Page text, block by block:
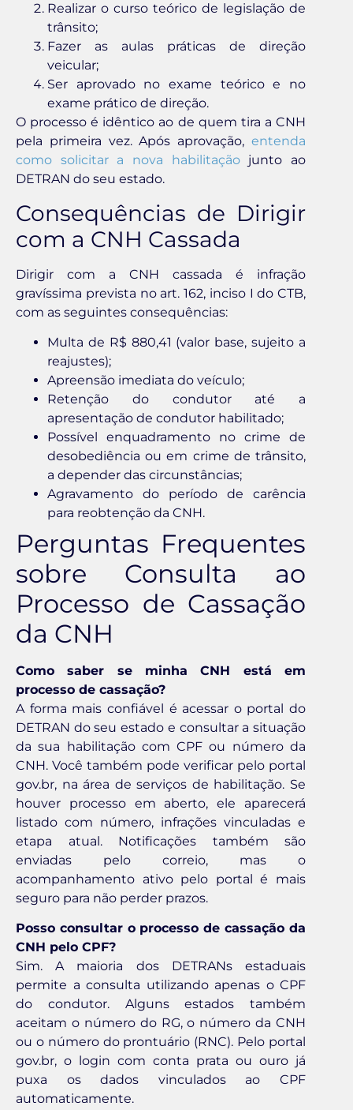
Realizar o curso teórico de legislação de
trânsito;
Fazer as aulas práticas de direção
veicular;
Ser aprovado no exame teórico e no
exame prático de direção.
O processo é idêntico ao de quem tira a CNH
pela primeira vez. Após aprovação, entenda
como solicitar a nova habilitaçãojunto ao
DETRAN do seu estado.
Consequências de Dirigir
com a CNH Cassada
Dirigir com a CNH cassada é infração
gravíssima prevista no art. 162, inciso I do CTB,
com as seguintes consequências:
Multa de R$ 880,41 (valor base, sujeito a
reajustes);
Apreensão imediata do veículo;
Retenção do condutor até a
apresentação de condutor habilitado;
Possível enquadramento no crime de
desobediência ou em crime de trânsito,
a depender das circunstâncias;
Agravamento do período de carência
para reobtenção da CNH.
Perguntas Frequentes
sobre Consulta ao
Processo de Cassação
da CNH
Como saber se minha CNH está em
processo de cassação?
A forma mais confiável é acessar o portal do
DETRAN do seu estado e consultar a situação
da sua habilitação com CPF ou número da
CNH. Você também pode verificar pelo portal
gov.br, na área de serviços de habilitação. Se
houver processo em aberto, ele aparecerá
listado com número, infrações vinculadas e
etapa atual. Notificações também são
enviadas pelo correio, mas o
acompanhamento ativo pelo portal é mais
seguro para não perder prazos.
Posso consultar o processo de cassação da
CNH pelo CPF?
Sim. A maioria dos DETRANs estaduais
permite a consulta utilizando apenas o CPF
do condutor. Alguns estados também
aceitam o número do RG, o número da CNH
ou o número do prontuário (RNC). Pelo portal
gov.br, o login com conta prata ou ouro já
puxa os dados vinculados ao CPF
automaticamente.